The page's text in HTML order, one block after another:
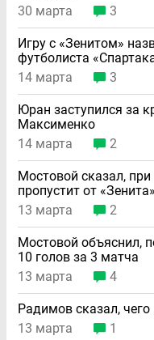
30 марта
3
Игру с «Зенитом»
футболиста
14 марта
3
Юран заступился за
Максименко
14 марта
2
Мостовой сказал,
пропустит от «Зенита»
13 марта
2
Мостовой объяснил,
10 голов за 3 матча
13 марта
4
Радимов сказал,
13 марта
1